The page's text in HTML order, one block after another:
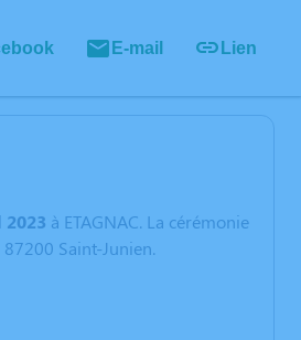
E-mail Lien
à ETAGNAC. La cérémonie
Saint-Junien.